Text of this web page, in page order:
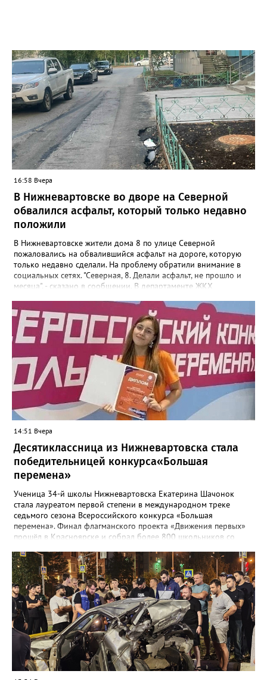
16:58 Вчера
В Нижневартовске во дворе на Северной
обвалился асфальт, который только недавно
положили
В Нижневартовске жители дома 8 по улице Северной
пожаловались на обвалившийся асфальт на дороге, которую
только недавно сделали. На проблему обратили внимание в
социальных сетях. "Северная, 8. Делали асфальт, не прошло и
месяца", - сказано в сообщении. В департаменте ЖКХ
сообщили, что причиной нарушения целостности асфальта
стал "подмыв основания покрытия проезда после обильных
осадков". "Восстановительные работы в рамках гарантийных
обязательств контракта будет проводить подрядная
организация, которая привлекалась ООО "Нижневартовские
коммунальные системы", срок до 15 августа 2026 года.
В настоящее время приемка работ со стороны ООО "НКС" не
осуществлялась. Восстановление за счет средств подрядной
организации", - рассказали в департаменте.
14:51 Вчера
Десятиклассница из Нижневартовска стала
победительницей конкурса«Большая
перемена»
Ученица 34-й школы Нижневартовска Екатерина Шачонок
стала лауреатом первой степени в международном треке
седьмого сезона Всероссийского конкурса «Большая
перемена». Финал флагманского проекта «Движения первых»
прошёл в Красноярске и собрал более 800 школьников со
защищала перед экспертным жюри социально значимые
проекты. В финале конкурсанты представили три инициативы:
годовую программу адаптации для студентов-иностранцев
медицинского университета, проект о путешествиях по России
и интерактивный парк регионов страны. Все идеи получили
высокую оценку жюри, а работа вартовчанки была признана
одной из лучших. «В финале мы с командой разрабатывали
разные проекты и защищали их перед экспертами. Мы
придумали годовую программу для студентов-иностранцев
медуниверситета, проект о путешествиях по России и парк
регионов России», — поделилась Екатерина. Отметим, что